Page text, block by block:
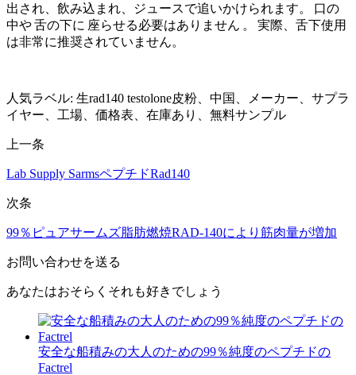
出され、飲み込まれ、ジュースで追いかけられます。
口の
中や舌の下に 座らせる必要はありません 。
実際、舌下使用
は非常に推奨されていません。
人気ラベル: 生rad140 testolone皮粉、中国、メーカー、サプラ
イヤー、工場、価格表、在庫あり、無料サンプル
上一条
Lab Supply SarmsペプチドRad140
次条
99％ピュアサームズ脂肪燃焼RAD-140により筋肉量が増加
お問い合わせを送る
あなたはおそらくそれも好きでしょう
安全な船積みの大人のための99％純度のペプチドの
Factrel